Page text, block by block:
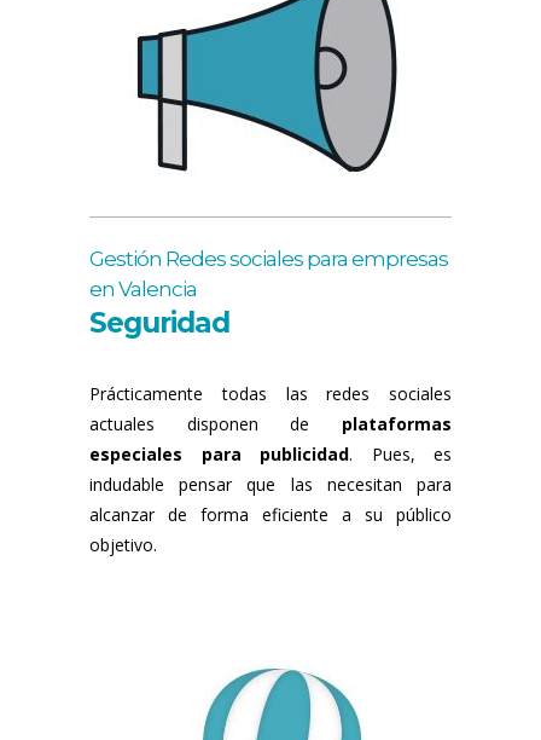
Gestión Redes sociales para empresas
en Valencia
Seguridad
Prácticamente todas las redes sociales
actuales disponen de plataformas
especiales para publicidad. Pues, es
indudable pensar que las necesitan para
alcanzar de forma eficiente a su público
objetivo.